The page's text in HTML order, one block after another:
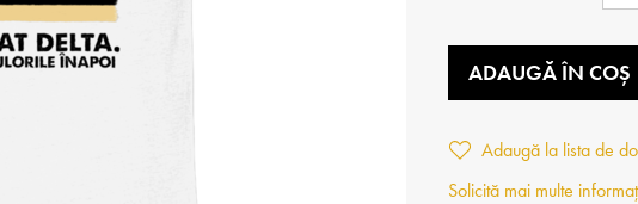
ADAUGĂ ÎN COȘ
Adaugă la lista de
Solicită mai multe